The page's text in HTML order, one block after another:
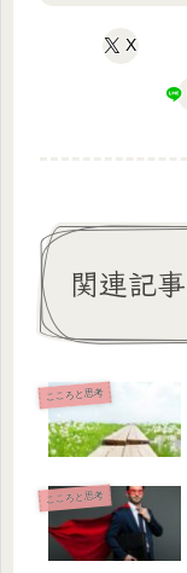
X
関連記事
こころと思考
こころと思考